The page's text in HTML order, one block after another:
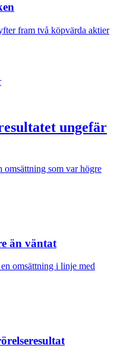
fram två köpvärda aktier
ungefär
som var högre
än väntat
omsättning i linje med